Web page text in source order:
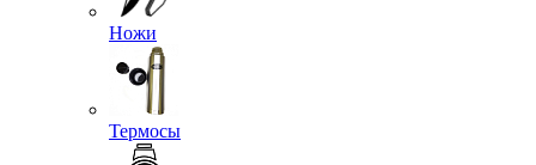
Ножи
Термосы